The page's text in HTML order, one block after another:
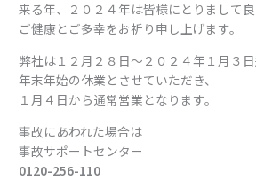
来る年、２０２４年は皆様にとりまして
ご健康とご多幸をお祈り申し上げます。
弊社は１２月２８日～２０２４年１月３
年末年始の休業とさせていただき、
１月４日から通常営業となります。
事故にあわれた場合は
事故サポートセンター
0120-256-110